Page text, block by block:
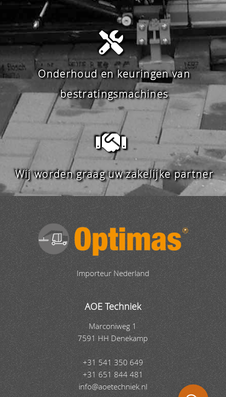
Onderhoud en keuringen van
bestratingsmachines
Wij worden graag uw zakelijke partner
Importeur Nederland
AOE Techniek
Marconiweg 1
7591 HH Denekamp
+31 541 350 649
+31 651 844 481
info@aoetechniek.nl